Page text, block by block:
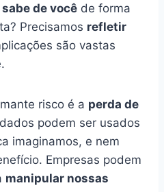
de você de forma
Precisamos refletir
são vastas
risco é a perda de
podem ser usados
imaginamos, e nem
Empresas podem
manipular nossas